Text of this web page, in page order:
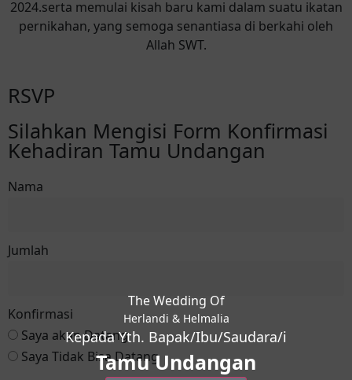
2024.serta memulai kisah baru kami dalam suatu ikatan
pernikahan, yang semoga senantiasa di berkahi oleh
Allah SWT.
RSVP
Silahkan Mengisi Form Konfirmasi
Kehadiran Tamu Undangan
Nama
Jumlah
Konfirmasi
Saya akan Datang
Saya Tidak Bisa Datang
The Wedding Of
Herlandi & Helmalia
Kepada Yth. Bapak/Ibu/Saudara/i
Tamu Undangan